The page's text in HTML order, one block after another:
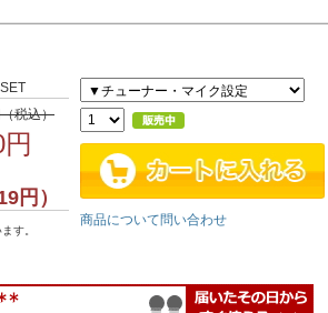
税込）
円）
す。
商品について問い合わせ